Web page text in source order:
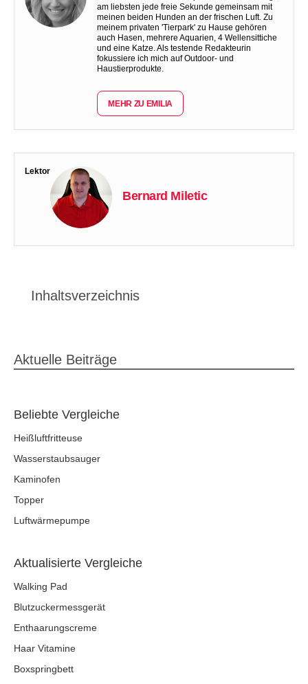
am liebsten jede freie Sekunde gemeinsam mit
meinen beiden Hunden an der frischen Luft. Zu
meinem privaten 'Tierpark' zu Hause gehören
auch Hasen, mehrere Aquarien, 4 Wellensittiche
und eine Katze. Als testende Redakteurin
fokussiere ich mich auf Outdoor- und
Haustierprodukte.
MEHR ZU EMILIA
Lektor
Bernard Miletic
Inhaltsverzeichnis
Aktuelle Beiträge
Beliebte Vergleiche
Heißluftfritteuse
Wasserstaubsauger
Kaminofen
Topper
Luftwärmepumpe
Aktualisierte Vergleiche
Walking Pad
Blutzuckermessgerät
Enthaarungscreme
Haar Vitamine
Boxspringbett